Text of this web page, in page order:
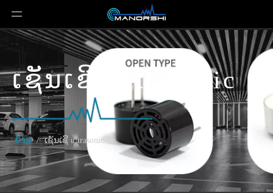
ເຊັນເຊີ Ultrasonic
ບ້ານ / ເຊັນເຊີ ultrasonic